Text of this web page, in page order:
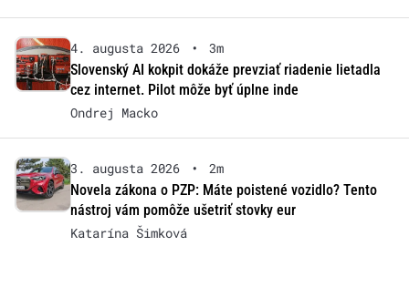
4. augusta 2026 •
3m
Slovenský AI kokpit dokáže prevziať riadenie lietadla
cez internet. Pilot môže byť úplne inde
Ondrej Macko
3. augusta 2026 •
2m
Novela zákona o PZP: Máte poistené vozidlo? Tento
nástroj vám pomôže ušetriť stovky eur
Katarína Šimková